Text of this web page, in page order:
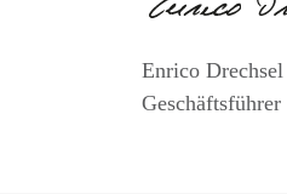
Enrico Drechsel
Geschäftsführer